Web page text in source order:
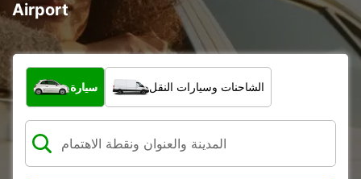
Airport
ما نوع المركبة؟
سيارة الشاحنات وسيارات النقل